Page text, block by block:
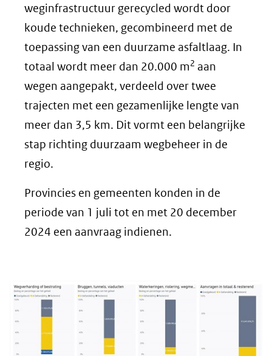
weginfrastructuur gerecycled wordt door
koude technieken, gecombineerd met de
toepassing van een duurzame asfaltlaag. In
totaal wordt meer dan 20.000 m2 aan
wegen aangepakt, verdeeld over twee
trajecten met een gezamenlijke lengte van
meer dan 3,5 km. Dit vormt een belangrijke
stap richting duurzaam wegbeheer in de
regio.
Provincies en gemeenten konden in de
periode van 1 juli tot en met 20 december
2024 een aanvraag indienen.